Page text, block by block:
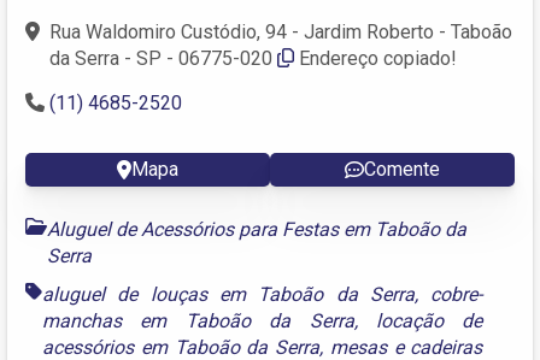
Rua Waldomiro Custódio, 94 - Jardim Roberto - Taboão
da Serra - SP - 06775-020
Endereço copiado!
(11) 4685-2520
Mapa Comente
Aluguel de Acessórios para Festas em Taboão da
Serra
aluguel de louças em Taboão da Serra, cobre-
manchas em Taboão da Serra, locação de
acessórios em Taboão da Serra, mesas e cadeiras